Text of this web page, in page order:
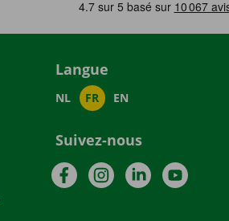
Langue
NL FR EN
Suivez-nous
FacebookInstagramLinkedInYouTube